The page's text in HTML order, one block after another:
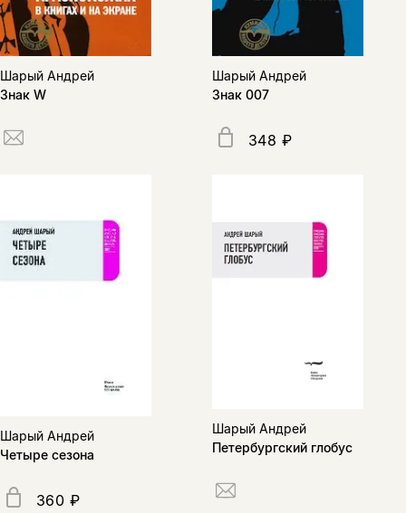
Шарый Андрей
Знак W
Шарый Андрей
Знак 007
348 ₽
Шарый Андрей
Четыре сезона
360 ₽
Шарый Андрей
Петербургский глобус